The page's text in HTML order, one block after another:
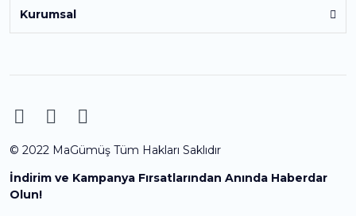
Kurumsal
© 2022 MaGümüş Tüm Hakları Saklıdır
İndirim ve Kampanya Fırsatlarından Anında Haberdar
Olun!